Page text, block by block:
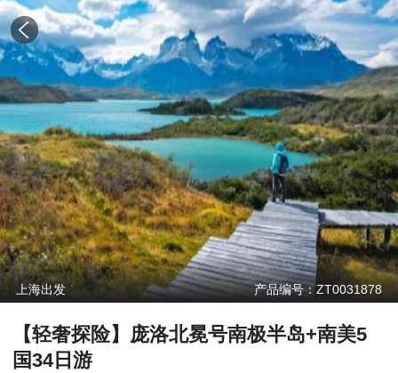
上海出发 产品编号：ZT0031878
【轻奢探险】庞洛北冕号南极半岛+南美5
国34日游